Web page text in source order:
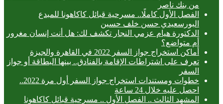
من بنك ناصر
الفصل الأول كاملًا.. مسرحية قبائل كاكاهونا للمبدع
البورسعيدي حسن خلف حسين
الدكتورة هيام عزمي النجار تكشف لك: هل أنت إنسان مغرور
أم متواضع؟
أماكن استخراج جواز السفر 2022 في القاهرة والجيزة
تعرف على اشتراطات الإقامة بالفنادق.. بينها البطاقة أو جواز
السفر
خطوات ومستندات استخراج جواز السفر أول مرة 2022..
احصل عليه خلال 24 ساعة
المشهد الثالث .. الفصل الأول .. مسرحية قبائل كاكاهونا